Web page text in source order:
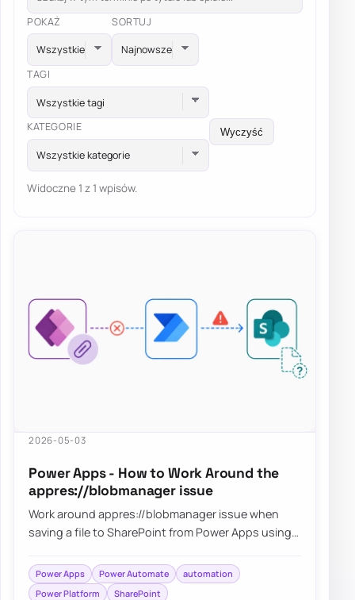
POKAŻ SORTUJ
TAGI
Wszystkie tagi
KATEGORIE
Wszystkie kategorie
Wyczyść
Widoczne 1 z 1 wpisów.
2026-05-03
Power Apps - How to Work Around the
appres://blobmanager issue
Work around appres://blobmanager issue when
saving a file to SharePoint from Power Apps using
Power Apps Power Automate
automation
Power Platform
SharePoint